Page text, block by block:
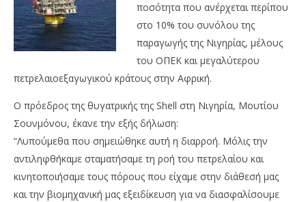
ποσότητα που ανέρχεται περίπου
στο 10% του συνόλου της
παραγωγής της Νιγηρίας, μέλους
του ΟΠΕΚ και μεγαλύτερου
πετρελαιοεξαγωγικού κράτους στην Αφρική.
Ο πρόεδρος της θυγατρικής της Shell στη Νιγηρία, Μουτίου
Σουνμόνου, έκανε την εξής δήλωση:
“Λυπούμεθα που σημειώθηκε αυτή η διαρροή. Μόλις την
αντιληφθήκαμε σταματήσαμε τη ροή του πετρελαίου και
κινητοποιήσαμε τους πόρους που είχαμε στην διάθεσή μας
και την βιομηχανική μας εξειδίκευση για να διασφαλίσουμε